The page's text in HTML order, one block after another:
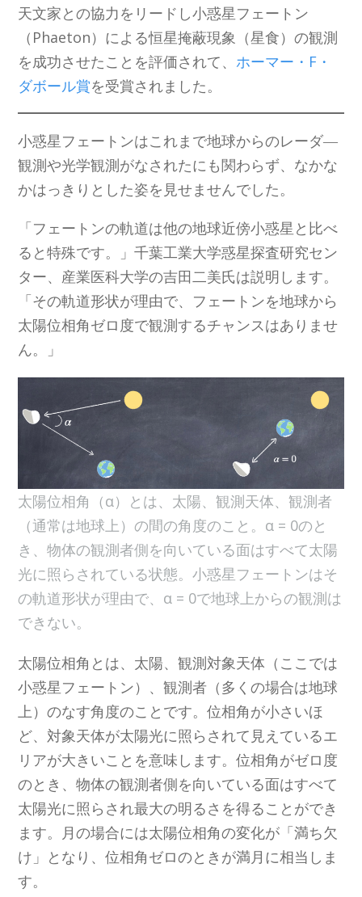
天文家との協力をリードし小惑星フェートン
（Phaeton）による恒星掩蔽現象（星食）の観測
を成功させたことを評価されて、 ホーマー・F・
ダボール賞を受賞されました。
小惑星フェートンはこれまで地球からのレーダ―
観測や光学観測がなされたにも関わらず、なかな
かはっきりとした姿を見せませんでした。
「フェートンの軌道は他の地球近傍小惑星と比べ
ると特殊です。」千葉工業大学惑星探査研究セン
ター、産業医科大学の吉田二美氏は説明します。
「その軌道形状が理由で、フェートンを地球から
太陽位相角ゼロ度で観測するチャンスはありませ
ん。」
太陽位相角（α）とは、太陽、観測天体、観測者
（通常は地球上）の間の角度のこと。α = 0のと
き、物体の観測者側を向いている面はすべて太陽
光に照らされている状態。小惑星フェートンはそ
の軌道形状が理由で、α = 0で地球上からの観測は
できない。
太陽位相角とは、太陽、観測対象天体（ここでは
小惑星フェートン）、観測者（多くの場合は地球
上）のなす角度のことです。位相角が小さいほ
ど、対象天体が太陽光に照らされて見えているエ
リアが大きいことを意味します。位相角がゼロ度
のとき、物体の観測者側を向いている面はすべて
太陽光に照らされ最大の明るさを得ることができ
ます。月の場合には太陽位相角の変化が「満ち欠
け」となり、位相角ゼロのときが満月に相当しま
す。